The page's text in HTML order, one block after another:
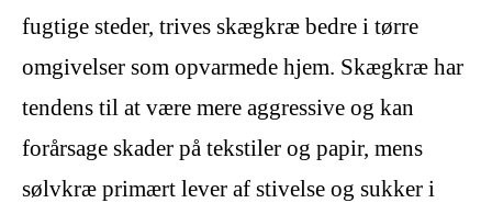
fugtige steder, trives skægkræ bedre i tørre
omgivelser som opvarmede hjem. Skægkræ har
tendens til at være mere aggressive og kan
forårsage skader på tekstiler og papir, mens
sølvkræ primært lever af stivelse og sukker i